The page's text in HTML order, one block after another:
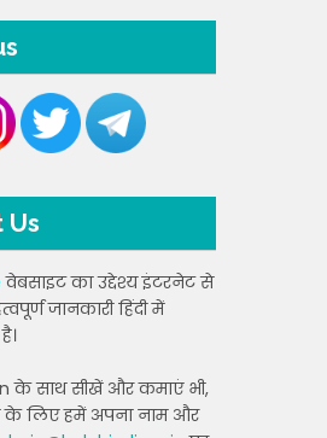
Us
वेबसाइट का उद्देश्य इंटरनेट से
जानकारी हिंदी में
के साथ सीखें और कमाएं भी,
के लिए हमें अपना नाम और